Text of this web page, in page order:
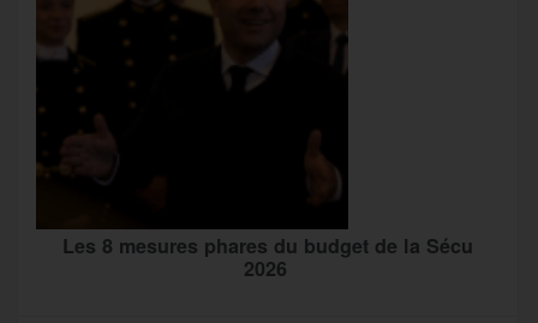
Les 8 mesures phares du budget de la Sécu
2026